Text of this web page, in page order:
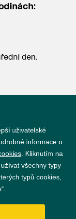
den.
uživatelské
informace o
. Kliknutím na
užívat všechny typy
typů cookies,